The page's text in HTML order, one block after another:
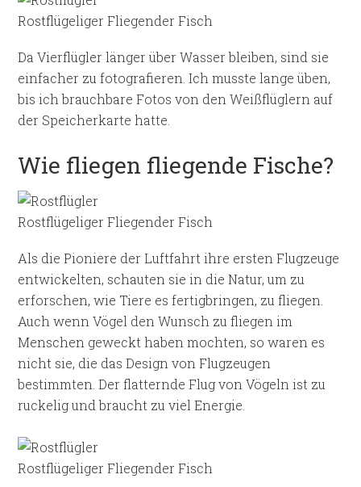
Rostflügeliger Fliegender Fisch
Da Vierflügler länger über Wasser bleiben, sind sie
einfacher zu fotografieren. Ich musste lange üben,
bis ich brauchbare Fotos von den Weißflüglern auf
der Speicherkarte hatte.
Wie fliegen fliegende Fische?
Rostflügeliger Fliegender Fisch
Als die Pioniere der Luftfahrt ihre ersten Flugzeuge
entwickelten, schauten sie in die Natur, um zu
erforschen, wie Tiere es fertigbringen, zu fliegen.
Auch wenn Vögel den Wunsch zu fliegen im
Menschen geweckt haben mochten, so waren es
nicht sie, die das Design von Flugzeugen
bestimmten. Der flatternde Flug von Vögeln ist zu
ruckelig und braucht zu viel Energie.
Rostflügeliger Fliegender Fisch